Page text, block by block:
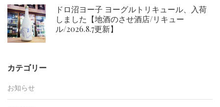
ドロ沼ヨー子 ヨーグルトリキュール、入荷
しました【地酒のさせ酒店/リキュー
ル/2026.8.7更新】
カテゴリー
お知らせ